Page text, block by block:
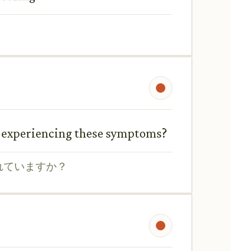
these symptoms?
いますか？